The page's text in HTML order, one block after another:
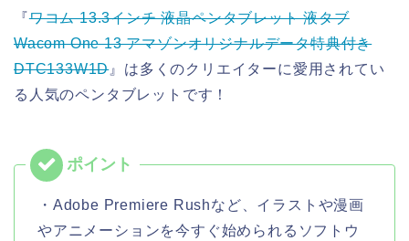
『ワコム 13.3インチ 液晶ペンタブレット 液タブ
Wacom One 13 アマゾンオリジナルデータ特典付き
DTC133W1D』は多くのクリエイターに愛用されてい
る人気のペンタブレットです！
・Adobe Premiere Rushなど、イラストや漫画
やアニメーションを今すぐ始められるソフトウ